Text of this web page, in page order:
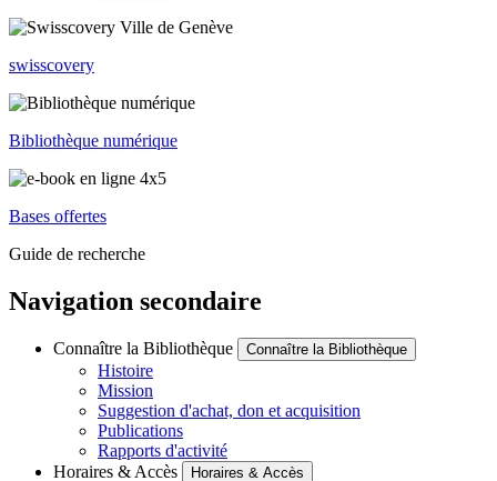
swisscovery
Bibliothèque numérique
Bases offertes
Guide de recherche
Navigation secondaire
Connaître la Bibliothèque Connaître la Bibliothèque
Histoire
Mission
Suggestion d'achat, don et acquisition
Publications
Rapports d'activité
Horaires & Accès
Horaires & Accès